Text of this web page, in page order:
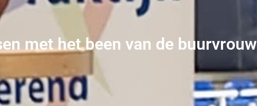
met het been van de buurvrouw